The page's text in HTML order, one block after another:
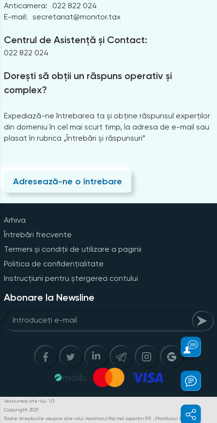
Anticamera:
022 822 024
E-mail: secretariat@monitor.tax
Centrul de Asistență și Contact:
022 822 024
Dorești să obții un răspuns operativ și
complex?
Expediază-ne întrebarea ta și obține răspunsul experților
din domeniu în cel mai scurt timp, la adresa de e-mail sau
plasat în rubrica „Întrebări și răspunsuri”
Adresează-ne o întrebare
Arhiva
Întrebări frecvente
Termeni și condiții de utilizare a paginii
Politica de confidențialitate
Instrucțiuni pentru ștergerea contului
Abonare la Newsline
Versiunea site-lui: 1.0
Copyright 2021
Toate drepturile asupra site-ului monitorul.fisc.md aparțin P.P. „Monitorul Fiscal